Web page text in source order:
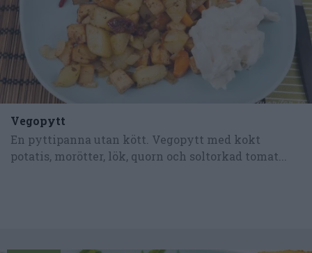
Vegopytt
En pyttipanna utan kött. Vegopytt med kokt
potatis, morötter, lök, quorn och soltorkad tomat...